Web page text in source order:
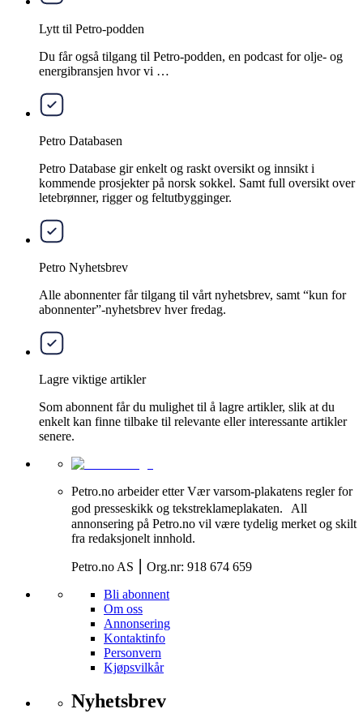
Lytt til Petro-podden
Du får også tilgang til Petro-podden, en podcast for olje- og
energibransjen hvor vi …
Petro Databasen
Petro Database gir enkelt og raskt oversikt og innsikt i
kommende prosjekter på norsk sokkel. Samt full oversikt over
letebrønner, rigger og feltutbygginger.
Petro Nyhetsbrev
Alle abonnenter får tilgang til vårt nyhetsbrev, samt “kun for
abonnenter”-nyhetsbrev hver fredag.
Lagre viktige artikler
Som abonnent får du mulighet til å lagre artikler, slik at du
enkelt kan finne tilbake til relevante eller interessante artikler
senere.
Petro.no arbeider etter Vær varsom-plakatens regler for
god presseskikk og tekstreklameplakaten. All
annonsering på Petro.no vil være tydelig merket og skilt
fra redaksjonelt innhold.
Petro.no AS ⎮ Org.nr: 918 674 659
Bli abonnent
Om oss
Annonsering
Kontaktinfo
Personvern
Kjøpsvilkår
Nyhetsbrev